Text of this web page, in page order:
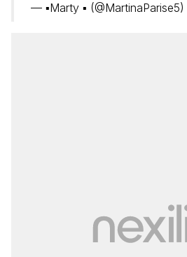
— ▪️Marty ▪️ (@MartinaParise5)